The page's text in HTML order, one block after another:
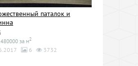
паталок и
480000 за м2
6 3732